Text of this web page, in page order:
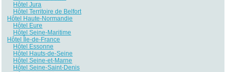
Hôtel Jura
Hôtel Territoire de Belfort
Hôtel Haute-Normandie
Hôtel Eure
Hôtel Seine-Maritime
Hôtel Île-de-France
Hôtel Essonne
Hôtel Hauts-de-Seine
Hôtel Seine-et-Marne
Hôtel Seine-Saint-Denis